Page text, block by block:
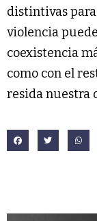
distintivas
violencia
coexistencia
como con el
resida nuestra